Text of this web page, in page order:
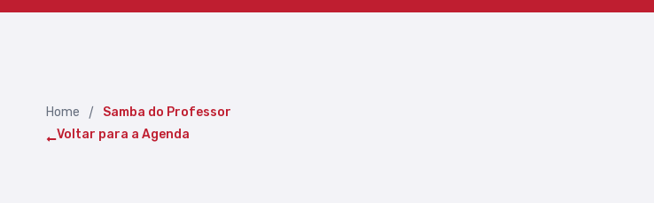
Home /
Samba do Professor
Voltar para a Agenda